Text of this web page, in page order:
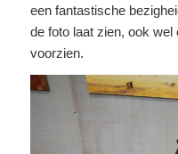
een fantastische
de foto laat zien, ook
voorzien.